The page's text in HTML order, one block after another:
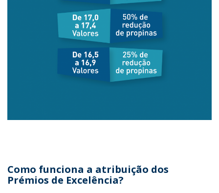
Como funciona a atribuição dos
Prémios de Excelência?